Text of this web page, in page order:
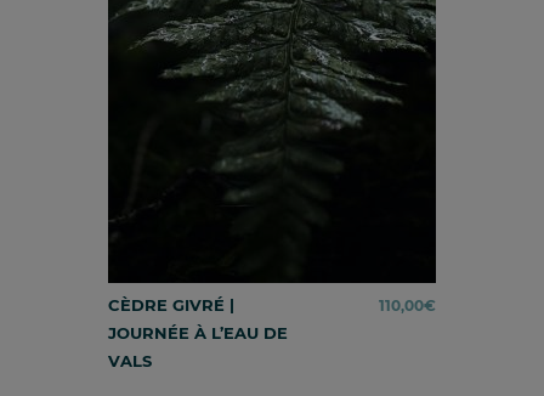
CÈDRE GIVRÉ |
JOURNÉE À L’EAU DE
VALS
110,00€